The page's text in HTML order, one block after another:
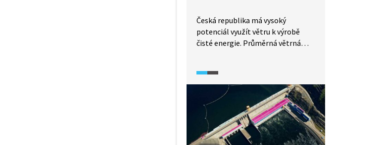
Česká republika má vysoký
potenciál využít větru k výrobě
čisté energie. Průměrná větrná
domácností. Při nastavení
rozumných podmínek z ní mohou
profitovat uživatelé, obce i životní
prostředí. Jak na to?